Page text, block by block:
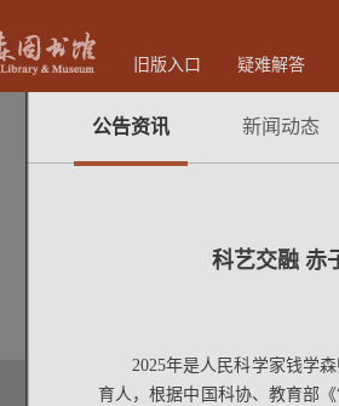
旧版入口 疑难解答
公告资讯 新闻动态
科艺交融 赤
2025年是人民科学家钱学
育人，根据中国科协、教育部